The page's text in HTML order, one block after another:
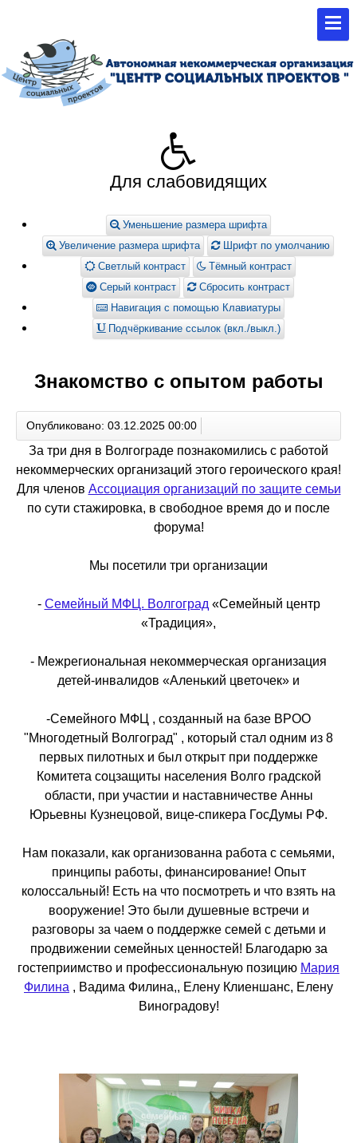
Для слабовидящих
Уменьшение размера шрифта
Увеличение размера шрифта
Шрифт по умолчанию
Светлый контраст
Тёмный контраст
Серый контраст
Сбросить контраст
Навигация с помощью Клавиатуры
Подчёркивание ссылок (вкл./выкл.)
Знакомство с опытом работы
Опубликовано: 03.12.2025 00:00
За три дня в Волгограде познакомились с работой
некоммерческих организаций этого героического края!
Для членов Ассоциация организаций по защите семьи
по сути стажировка, в свободное время до и после
форума!
Мы посетили три организации
- Семейный МФЦ. Волгоград «Семейный центр
«Традиция»,
- Межрегиональная некоммерческая организация
детей-инвалидов «Аленький цветочек» и
-Семейного МФЦ , созданный на базе ВРОО
"Многодетный Волгоград" , который стал одним из 8
первых пилотных и был открыт при поддержке
Комитета соцзащиты населения Волго градской
области, при участии и наставничестве Анны
Юрьевны Кузнецовой, вице-спикера ГосДумы РФ.
Нам показали, как организованна работа с семьями,
принципы работы, финансирование! Опыт
колоссальный! Есть на что посмотреть и что взять на
вооружение! Это были душевные встречи и
разговоры за чаем о поддержке семей с детьми и
продвижении семейных ценностей! Благодарю за
гостеприимство и профессиональную позицию Мария
Филина , Вадима Филина,, Елену Клиеншанс, Елену
Виноградову!